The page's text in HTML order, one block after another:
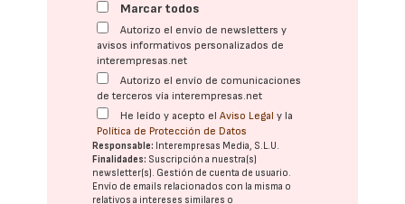
Marcar todos
Autorizo el envío de newsletters y
avisos informativos personalizados de
interempresas.net
Autorizo el envío de comunicaciones
de terceros vía interempresas.net
He leído y acepto elAviso Legal y la
Política de Protección de Datos
Responsable: Interempresas Media, S.L.U.
Finalidades: Suscripción a nuestra(s)
newsletter(s). Gestión de cuenta de usuario.
Envío de emails relacionados con la misma o
relativos a intereses similares o